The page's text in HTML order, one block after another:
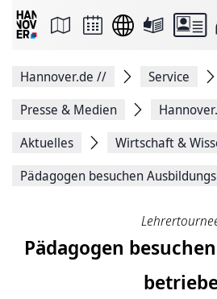
Seite
Facebook
teilen
Seitenlink
Seite
Hannover.de //
Service
Presse & Medien
Aktuelles
Wirtschaft &
Pädagogen besuchen
Pädagogen